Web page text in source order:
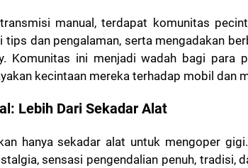
manual, terdapat komunitas
tips dan pengalaman, serta mengadakan
Komunitas ini menjadi wadah bagi para
kecintaan mereka terhadap mobil dan
Lebih Dari Sekadar Alat
hanya sekadar alat untuk mengoper
sensasi pengendalian penuh, tradisi,